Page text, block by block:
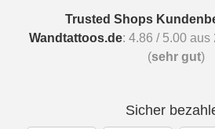
Trusted Shops
Wandtattoos.de: 4.86 / 5.00 aus
(sehr gut)
Sicher